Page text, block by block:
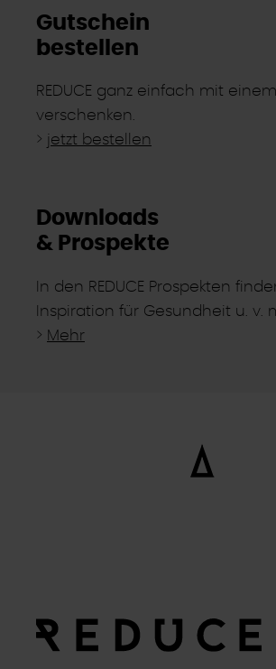
Gutschein
bestellen
REDUCE ganz einfach mit
verschenken.
> jetzt bestellen
Downloads
& Prospekte
In den REDUCE Prospekten
Inspiration für Gesundheit u. v.
> Mehr